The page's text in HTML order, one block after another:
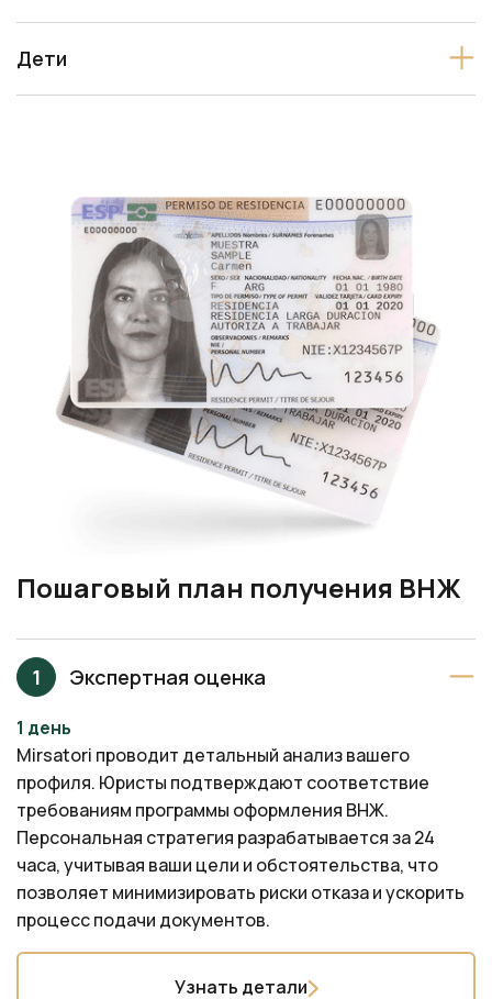
Дети
Пошаговый план получения ВНЖ
Экспертная оценка
1 день
Mirsatori проводит детальный анализ вашего
профиля. Юристы подтверждают соответствие
требованиям программы оформления ВНЖ.
Персональная стратегия разрабатывается за 24
часа, учитывая ваши цели и обстоятельства, что
позволяет минимизировать риски отказа и ускорить
процесс подачи документов.
Узнать детали